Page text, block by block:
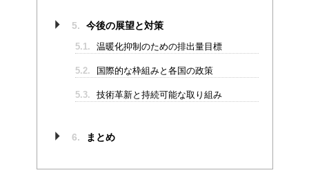
5. 今後の展望と対策
5.1. 温暖化抑制のための排出量目標
5.2. 国際的な枠組みと各国の政策
5.3. 技術革新と持続可能な取り組み
6. まとめ